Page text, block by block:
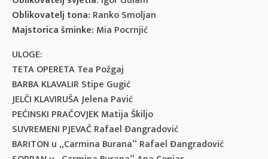
Oblikovatelj tona: Ranko Smoljan
Majstorica šminke: Mia Pocrnjić
ULOGE:
TETA OPERETA Tea Požgaj
BARBA KLAVALIR Stipe Gugić
JELČI KLAVIRUŠA Jelena Pavić
PEĆINSKI PRAČOVJEK Matija Škiljo
SUVREMENI PJEVAČ Rafael Đangradović
BARITON u „Carmina Burana“ Rafael Đangradović